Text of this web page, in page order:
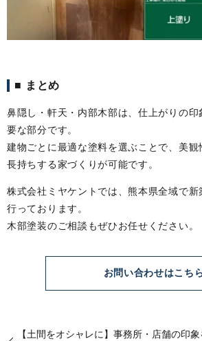
■ まとめ
鼻隠し・軒天・内部木部は、仕上がりの
要な部分です。
建物ごとに最適な塗料を選ぶことで、美
長持ちする家づくりが可能です。
株式会社ミヤケントでは、熊本県全域で
行っております。
木部塗装のご相談もぜひお任せください。
お問い合わせはこち
【土間をオシャレに】事務所・店舗の印